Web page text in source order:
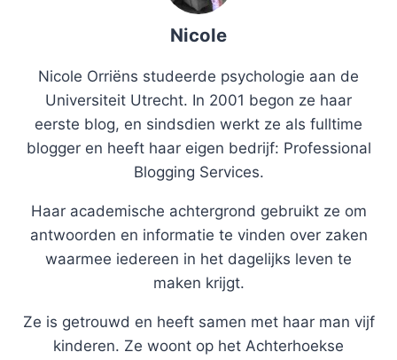
Nicole
Nicole Orriëns studeerde psychologie aan de
Universiteit Utrecht. In 2001 begon ze haar
eerste blog, en sindsdien werkt ze als fulltime
blogger en heeft haar eigen bedrijf: Professional
Blogging Services.
Haar academische achtergrond gebruikt ze om
antwoorden en informatie te vinden over zaken
waarmee iedereen in het dagelijks leven te
maken krijgt.
Ze is getrouwd en heeft samen met haar man vijf
kinderen. Ze woont op het Achterhoekse